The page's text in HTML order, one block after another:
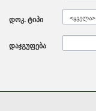
დოკ. ტიპი <ყველა>
დაჯგუფება